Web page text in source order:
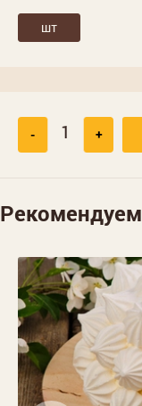
шт
- +
Рекомендуем